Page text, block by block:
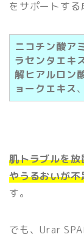
をサポートする
ニコチン酸ア
ラセンタエキ
解ヒアルロン
ョークエキス、
肌トラブルを
やうるおいが
す。
でも、Urar